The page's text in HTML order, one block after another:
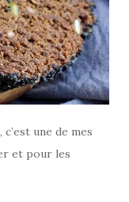
une de mes
et pour les